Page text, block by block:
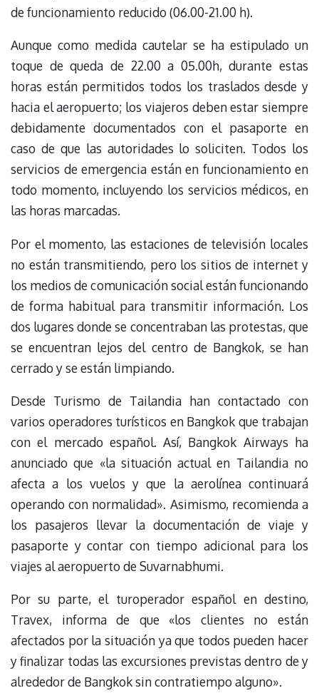
de funcionamiento reducido (06.00-21.00 h).
Aunque como medida cautelar se ha estipulado un
toque de queda de 22.00 a 05.00h, durante estas
horas están permitidos todos los traslados desde y
hacia el aeropuerto; los viajeros deben estar siempre
debidamente documentados con el pasaporte en
caso de que las autoridades lo soliciten. Todos los
servicios de emergencia están en funcionamiento en
todo momento, incluyendo los servicios médicos, en
las horas marcadas.
Por el momento, las estaciones de televisión locales
no están transmitiendo, pero los sitios de internet y
los medios de comunicación social están funcionando
de forma habitual para transmitir información. Los
dos lugares donde se concentraban las protestas, que
se encuentran lejos del centro de Bangkok, se han
cerrado y se están limpiando.
Desde Turismo de Tailandia han contactado con
varios operadores turísticos en Bangkok que trabajan
con el mercado español. Así, Bangkok Airways ha
anunciado que «la situación actual en Tailandia no
afecta a los vuelos y que la aerolínea continuará
operando con normalidad». Asimismo, recomienda a
los pasajeros llevar la documentación de viaje y
pasaporte y contar con tiempo adicional para los
viajes al aeropuerto de Suvarnabhumi.
Por su parte, el turoperador español en destino,
Travex, informa de que «los clientes no están
afectados por la situación ya que todos pueden hacer
y finalizar todas las excursiones previstas dentro de y
alrededor de Bangkok sin contratiempo alguno».